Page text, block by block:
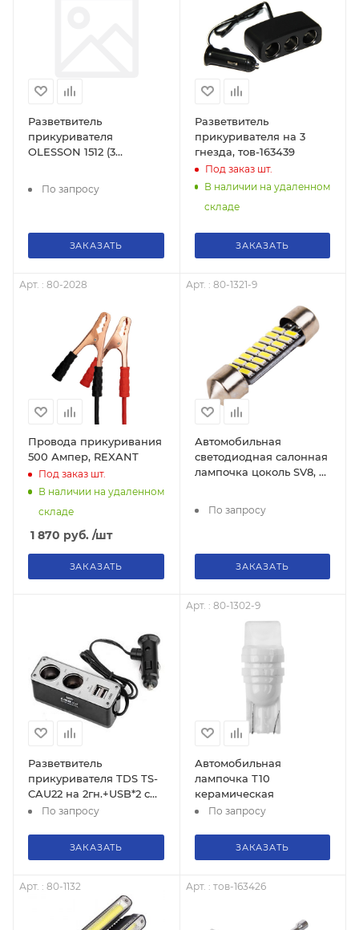
Разветвитель
прикуривателя
OLESSON 1512 (3
универсальный 12/24В
По запросу
ЗАКАЗАТЬ
Разветвитель
прикуривателя на 3
гнезда, тов-163439
Под заказшт.
В наличии на удаленном
складе
ЗАКАЗАТЬ
Арт. : 80-2028
Провода прикуривания
500 Ампер, REXANT
Под заказ шт.
В наличии на удаленном
складе
1 870 руб. /шт
ЗАКАЗАТЬ
Арт. : 80-1321-9
Автомобильная
светодиодная салонная
лампочка цоколь SV8, 5
По запросу
ЗАКАЗАТЬ
Разветвитель
прикуривателя TDS TS-
CAU22 на 2гн.+USB*2 с
удлинителем черный
По запросу
ЗАКАЗАТЬ
Арт. : 80-1302-9
Автомобильная
лампочка Т10
керамическая
По запросу
ЗАКАЗАТЬ
Арт. : 80-1132 Арт. : тов-163426